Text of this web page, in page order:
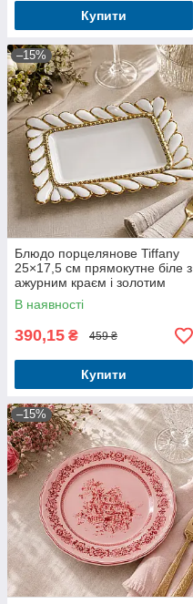
Купити
–15%
Блюдо порцелянове Tiffany
25×17,5 см прямокутне біле з
ажурним краєм і золотим
декором
В наявності
390,15 ₴ 459 ₴
Купити
–15%